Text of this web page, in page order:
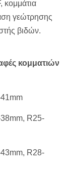
κομμάτια
γεώτρησης
βιδών.
κομματιών
R25-
R28-